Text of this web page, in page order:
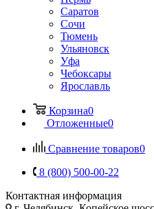
Саратов
Сочи
Тюмень
Ульяновск
Уфа
Чебоксары
Ярославль
Корзина0
Отложенные0
Сравнение товаров0
8 (800) 500-00-22
Контактная информация